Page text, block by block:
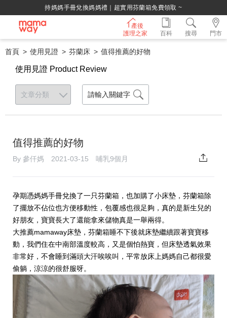
持媽媽手冊兌換媽媽禮｜超實用芬蘭箱免費領取 ~
產後
護理之家
門市
百科 搜尋
首頁 使用見證 芬蘭床 值得推薦的好物
使用見證 Product Review
值得推薦的好物
By 參仟媽 2021-03-15 哺乳9個月
孕期憑媽媽手冊兌換了一只芬蘭箱，也加購了小床墊，芬蘭箱除
了擺放不佔位也方便移動性，包覆感也很足夠，真的是新生兒的
好朋友，寶寶長大了還能拿來儲物真是一舉兩得。
大推薦mamaway床墊，芬蘭箱睡不下後就床墊繼續跟著寶寶移
動，我們住在中南部溫度較高，又是個怕熱寶，但床墊透氣效果
非常好，不會睡到滿頭大汗唉唉叫，平常放床上媽媽自己都很愛
偷躺，涼涼的很舒服呀。